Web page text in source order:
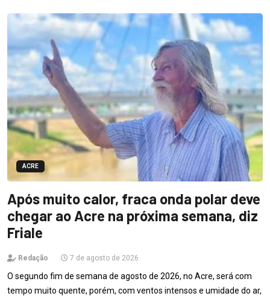
ACRE
Após muito calor, fraca onda polar deve
chegar ao Acre na próxima semana, diz
Friale
Redação 7 de agosto de 2026
O segundo fim de semana de agosto de 2026, no Acre, será com
tempo muito quente, porém, com ventos intensos e umidade do ar,